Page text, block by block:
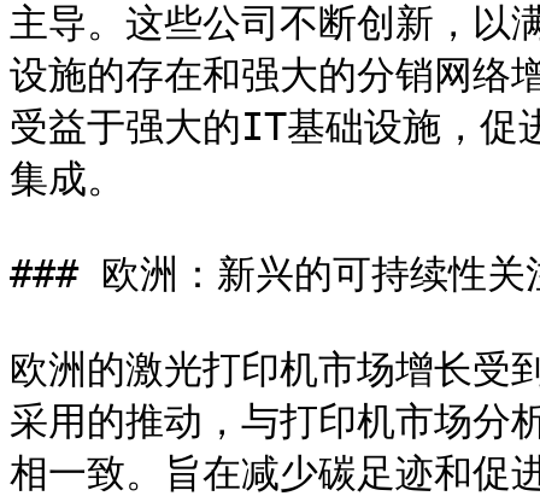
主导。这些公司不断创新，以
设施的存在和强大的分销网络
受益于强大的IT基础设施，促
集成。
### 欧洲：新兴的可持续性关
欧洲的激光打印机市场增长受
采用的推动，与打印机市场分
相一致。旨在减少碳足迹和促